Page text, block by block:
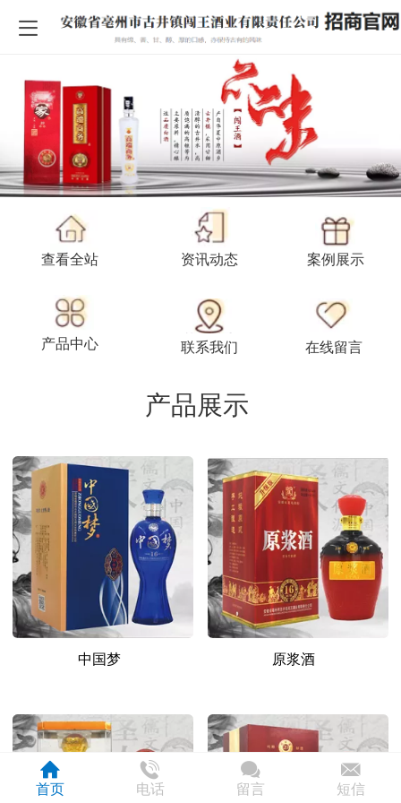
查看全站 资讯动态 案例展示
产品中心 联系我们 在线留言
产品展示
中国梦 原浆酒
首页 电话 留言 短信